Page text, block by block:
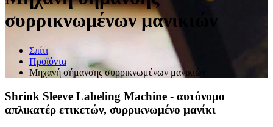
συρρικνωμένων μανικιών
Σπίτι
Προϊόντα
Μηχανή σήμανσης συρρικνωμένων μανικιών
Shrink Sleeve Labeling Machine - αυτόνομο
απλικατέρ ετικετών, συρρικνωμένο μανίκι